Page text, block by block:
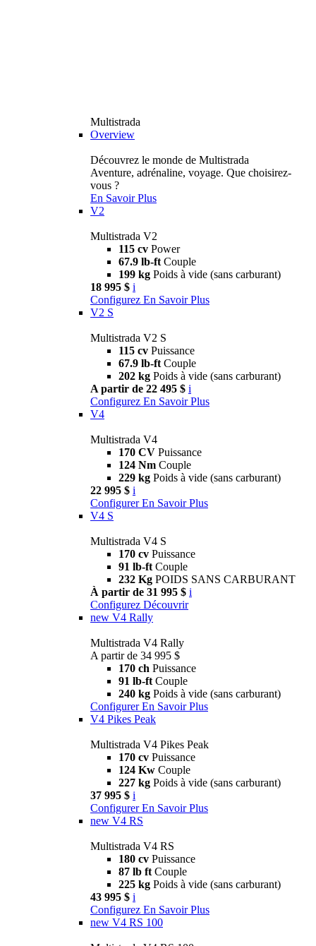
Multistrada
Overview
Découvrez le monde de Multistrada
Aventure, adrénaline, voyage. Que choisirez-
vous ?
En Savoir Plus
V2
Multistrada V2
115 cv Power
67.9 lb-ft Couple
199 kg Poids à vide (sans carburant)
18 995 $ i
Configurez En Savoir Plus
V2 S
Multistrada V2 S
115 cv Puissance
67.9 lb-ft Couple
202 kg Poids à vide (sans carburant)
A partir de 22 495 $ i
Configurez En Savoir Plus
V4
Multistrada V4
170 CV Puissance
124 Nm Couple
229 kg Poids à vide (sans carburant)
22 995 $ i
Configurer En Savoir Plus
V4 S
Multistrada V4 S
170 cv Puissance
91 lb-ft Couple
232 Kg POIDS SANS CARBURANT
À partir de 31 995 $ i
Configurez Découvrir
new V4 Rally
Multistrada V4 Rally
A partir de 34 995 $
170 ch Puissance
91 lb-ft Couple
240 kg Poids à vide (sans carburant)
Configurer En Savoir Plus
V4 Pikes Peak
Multistrada V4 Pikes Peak
170 cv Puissance
124 Kw Couple
227 kg Poids à vide (sans carburant)
37 995 $ i
Configurer En Savoir Plus
new V4 RS
Multistrada V4 RS
180 cv Puissance
87 lb ft Couple
225 kg Poids à vide (sans carburant)
43 995 $ i
Configurez En Savoir Plus
new V4 RS 100